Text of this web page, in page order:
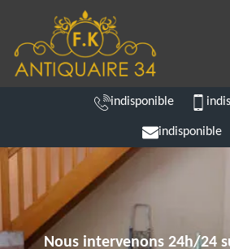
indisponible
indisponible
Nous intervenons 24h/24